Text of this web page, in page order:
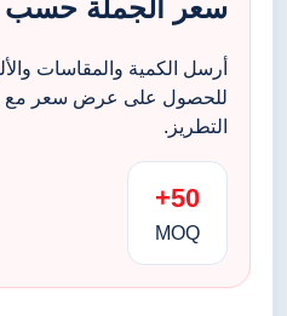
سعر الجملة حسب
أرسل الكمية والمقاسات
للحصول على عرض سعر مع
التطريز.
50+
MOQ